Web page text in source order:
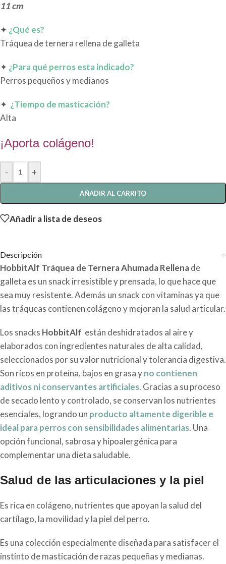
11 cm
✦ ¿Qué es?
Tráquea de ternera rellena de galleta
✦ ¿Para qué perros esta indicado?
Perros pequeños y medianos
✦ ¿Tiempo de masticación?
Alta
¡Aporta colágeno!
- +
AÑADIR AL CARRITO
Añadir a lista de deseos
Descripción
HobbitAlf Tráquea de Ternera Ahumada Rellenade
galleta es un snack irresistible y prensada, lo que hace que
sea muy resistente. Además un snack con vitaminas ya que
las tráqueas contienen colágeno y mejoran la salud articular.
Los snacks HobbitAlf están deshidratados al aire y
elaborados con ingredientes naturales de alta calidad,
seleccionados por su valor nutricional y tolerancia digestiva.
Son ricos en proteína, bajos en grasa yno contienen
aditivos ni conservantes artificiales. Gracias a su proceso
de secado lento y controlado, se conservan los nutrientes
esenciales, logrando un producto altamente digerible e
ideal para perros con sensibilidades alimentarias. Una
opción funcional, sabrosa y hipoalergénica para
complementar una dieta saludable.
Salud de las articulaciones y la piel
Es rica en colágeno, nutrientes que apoyan la salud del
cartílago, la movilidad y la piel del perro.
Es una colección especialmente diseñada para satisfacer el
instinto de masticación de razas pequeñas y medianas.